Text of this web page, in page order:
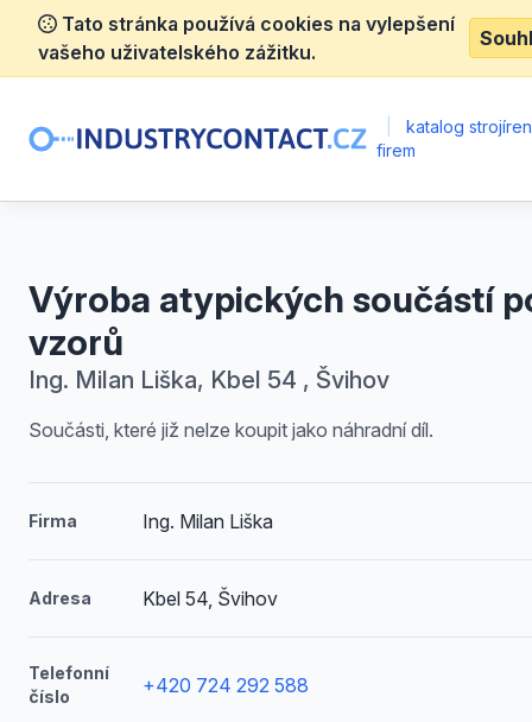
Tato stránka používá cookies na vylepšení
vašeho uživatelského zážitku.
katalog
firem
Výroba atypických součástí
vzorů
Ing. Milan Liška, Kbel 54 , Švihov
Součásti, které již nelze koupit jako náhradní díl.
Firma Ing. Milan Liška
Adresa Kbel 54, Švihov
Telefonní
číslo
+420 724 292 588